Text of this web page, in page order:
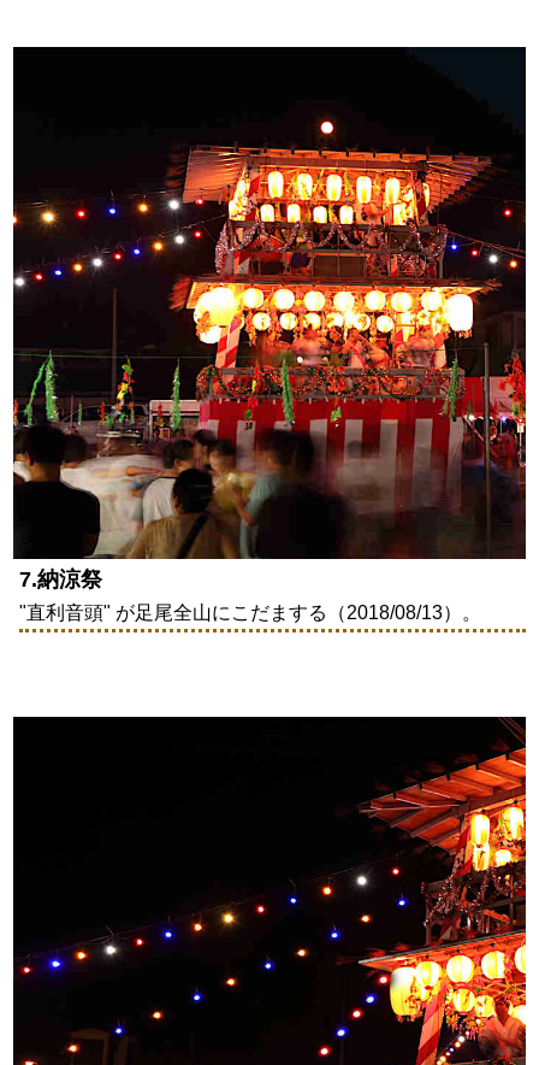
7.納涼祭
"直利音頭" が足尾全山にこだまする（2018/08/13）。